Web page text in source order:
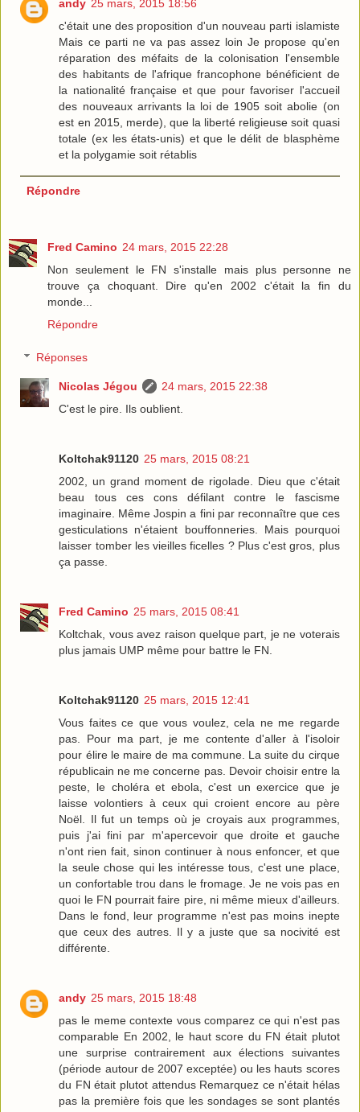
andy 25 mars, 2015 18:56
c'était une des proposition d'un nouveau parti islamiste
Mais ce parti ne va pas assez loin Je propose qu'en
réparation des méfaits de la colonisation l'ensemble
des habitants de l'afrique francophone bénéficient de
la nationalité française et que pour favoriser l'accueil
des nouveaux arrivants la loi de 1905 soit abolie (on
est en 2015, merde), que la liberté religieuse soit quasi
totale (ex les états-unis) et que le délit de blasphème
et la polygamie soit rétablis
Répondre
Fred Camino 24 mars, 2015 22:28
Non seulement le FN s'installe mais plus personne ne
trouve ça choquant. Dire qu'en 2002 c'était la fin du
monde...
Répondre
Réponses
Nicolas Jégou
24 mars, 2015 22:38
C'est le pire. Ils oublient.
Koltchak91120 25 mars, 2015 08:21
2002, un grand moment de rigolade. Dieu que c'était
beau tous ces cons défilant contre le fascisme
imaginaire. Même Jospin a fini par reconnaître que ces
gesticulations n'étaient bouffonneries. Mais pourquoi
laisser tomber les vieilles ficelles ? Plus c'est gros, plus
ça passe.
Fred Camino 25 mars, 2015 08:41
Koltchak, vous avez raison quelque part, je ne voterais
plus jamais UMP même pour battre le FN.
Koltchak91120 25 mars, 2015 12:41
Vous faites ce que vous voulez, cela ne me regarde
pas. Pour ma part, je me contente d'aller à l'isoloir
pour élire le maire de ma commune. La suite du cirque
républicain ne me concerne pas. Devoir choisir entre la
peste, le choléra et ebola, c'est un exercice que je
laisse volontiers à ceux qui croient encore au père
Noël. Il fut un temps où je croyais aux programmes,
puis j'ai fini par m'apercevoir que droite et gauche
n'ont rien fait, sinon continuer à nous enfoncer, et que
la seule chose qui les intéresse tous, c'est une place,
un confortable trou dans le fromage. Je ne vois pas en
quoi le FN pourrait faire pire, ni même mieux d'ailleurs.
Dans le fond, leur programme n'est pas moins inepte
que ceux des autres. Il y a juste que sa nocivité est
différente.
andy 25 mars, 2015 18:48
pas le meme contexte vous comparez ce qui n'est pas
comparable En 2002, le haut score du FN était plutot
une surprise contrairement aux élections suivantes
(période autour de 2007 exceptée) ou les hauts scores
du FN était plutot attendus Remarquez ce n'était hélas
pas la première fois que les sondages se sont plantés